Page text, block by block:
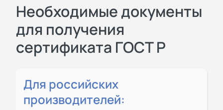
Необходимые документы
для получения
сертификата ГОСТ Р
Для российских
производителей: